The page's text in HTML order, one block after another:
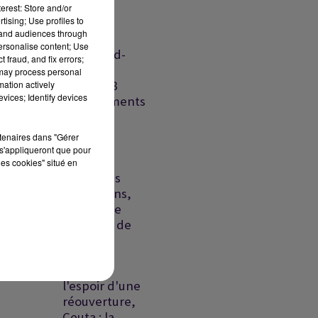
Pacte de
défense
Riyad-
Islamabad-
Ankara,
France : 8
départements
Liban-
Israël:
échec des
discussions,
un proche
présumé de
l'espoir d'une
réouverture,
Store and/or
Use profiles to
audiences through
content; Use
fraud, and fix errors;
process personal
actively
Identify devices
dans "Gérer
que pour
cookies" situé en